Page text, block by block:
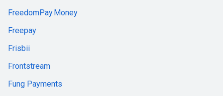
FreedomPay.Money
Freepay
Frisbii
Frontstream
Fung Payments